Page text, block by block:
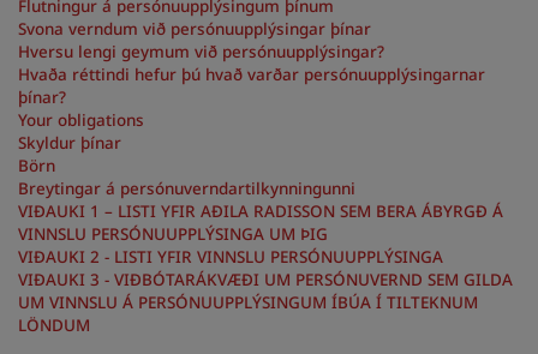
Park Plaza Park Inn by Radisson
Prize by Radisson
Tengd merki í Kína
J. Jin Jiang
Hótel í miðborginni
Líttu á bloggið okkar
Flutningur á persónuupplýsingum þínum
Svona verndum við persónuupplýsingar þínar
Hversu lengi geymum við persónuupplýsingar?
Hvaða réttindi hefur þú hvað varðar persónuupplýsingarnar
þínar?
Your obligations
Skyldur þínar
Börn
Breytingar á persónuverndartilkynningunni
VIÐAUKI 1 – LISTI YFIR AÐILA RADISSON SEM BERA ÁBYRGÐ Á
VINNSLU PERSÓNUUPPLÝSINGA UM ÞIG
VIÐAUKI 2 - LISTI YFIR VINNSLU PERSÓNUUPPLÝSINGA
VIÐAUKI 3 - VIÐBÓTARÁKVÆÐI UM PERSÓNUVERND SEM GILDA
UM VINNSLU Á PERSÓNUUPPLÝSINGUM ÍBÚA Í TILTEKNUM
LÖNDUM